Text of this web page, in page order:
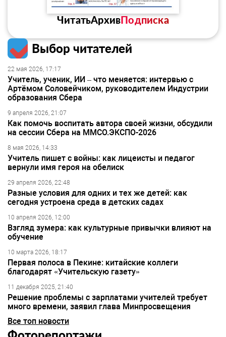
ЧитатьАрхивПодписка
Выбор читателей
22 мая 2026, 17:17
Учитель, ученик, ИИ – что меняется: интервью с
Артёмом Соловейчиком, руководителем Индустрии
образования Сбера
9 апреля 2026, 21:07
Как помочь воспитать автора своей жизни, обсудили
на сессии Сбера на ММСО.ЭКСПО-2026
8 мая 2026, 14:33
Учитель пишет с войны: как лицеисты и педагог
вернули имя героя на обелиск
29 апреля 2026, 22:48
Разные условия для одних и тех же детей: как
сегодня устроена среда в детских садах
10 апреля 2026, 12:00
Взгляд зумера: как культурные привычки влияют на
обучение
10 марта 2026, 18:17
Первая полоса в Пекине: китайские коллеги
благодарят «Учительскую газету»
11 декабря 2025, 21:40
Решение проблемы с зарплатами учителей требует
много времени, заявил глава Минпросвещения
Все топ новости